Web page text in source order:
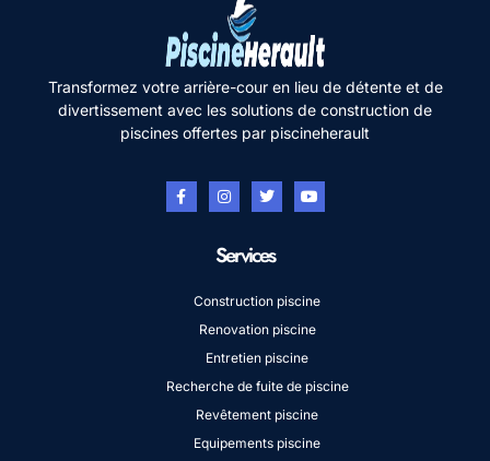
Transformez votre arrière-cour en lieu de détente et de
divertissement avec les solutions de construction de
piscines offertes par piscineherault
Services
Construction piscine
Renovation piscine
Entretien piscine
Recherche de fuite de piscine
Revêtement piscine
Equipements piscine